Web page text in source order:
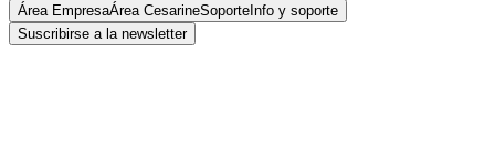
Área EmpresaÁrea CesarineSoporte Info y soporte
Suscribirse a la newsletter